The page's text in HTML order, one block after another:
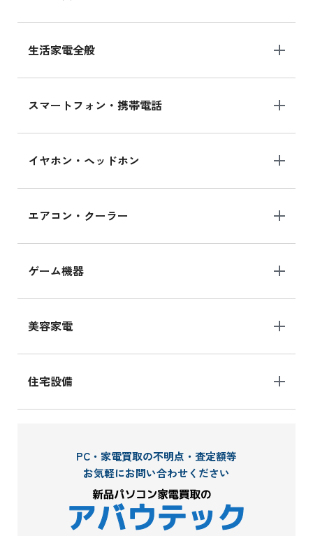
生活家電全般
スマートフォン・携帯電話
イヤホン・ヘッドホン
エアコン・クーラー
ゲーム機器
美容家電
住宅設備
PC・家電買取の不明点・査定額等
お気軽にお問い合わせください